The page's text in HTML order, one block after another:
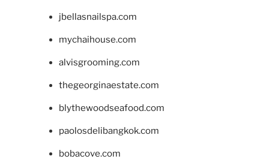
jbellasnailspa.com
mychaihouse.com
alvisgrooming.com
thegeorginaestate.com
blythewoodseafood.com
paolosdelibangkok.com
bobacove.com